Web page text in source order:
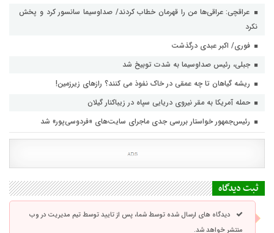
عراقچی: عراقی‌ها من را قهرمان خطاب کردند/ صداوسیما سانسور کرد و پخش
نکرد
فوری/ اکبر عبدی درگذشت
جبلی، رئیس صداوسیما به شدت توبیخ شد
ریشه گیاهان تا چه عمقی در خاک نفوذ می کنند؟ رازهای زیرزمین!
حمله آمریکا به مقر نیروی دریایی سپاه در زیباکنار گیلان
رئیس‌جمهور خواستار بررسی جدی ماجرای سایت‌های «فردوسی‌پور» شد
ثبت دیدگاه
دیدگاه های ارسال شده توسط شما، پس از تایید توسط تیم مدیریت در وب
منتشر خواهد شد.